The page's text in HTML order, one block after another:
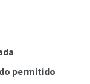
permitido